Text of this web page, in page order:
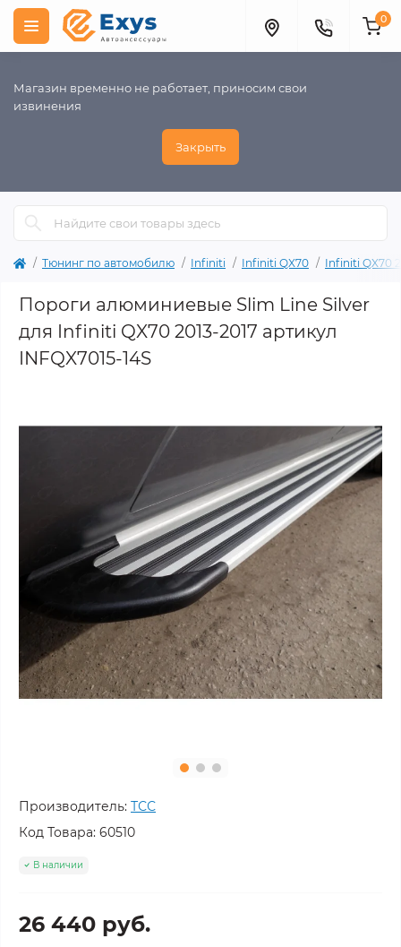
Магазин временно не работает, приносим свои
извинения
Закрыть
0
Тюнинг по автомобилю Infiniti Infiniti QX70 Infiniti QX70
Пороги алюминиевые Slim Line Silver
для Infiniti QX70 2013-2017 артикул
INFQX7015-14S
Производитель: ТСС
Код Товара: 60510
В наличии
26 440 руб.